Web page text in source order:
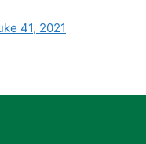
41, 2021